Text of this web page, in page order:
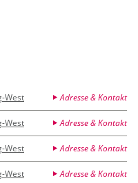
West Adresse & Kontakt
West Adresse & Kontakt
West Adresse & Kontakt
West Adresse & Kontakt